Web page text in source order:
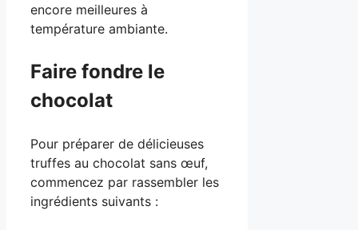
encore meilleures à
température ambiante.
Faire fondre le
chocolat
Pour préparer de délicieuses
truffes au chocolat sans œuf,
commencez par rassembler les
ingrédients suivants :